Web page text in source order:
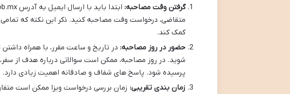
گرفتن وقت مصاحبه:
متقاضی، درخواست وقت مصاحبه کنید. ذکر این نکته که تمامی
کمک کند.
حضور در روز مصاحبه: در تاریخ و ساعت مقرر، با همراه
شوید. در روز مصاحبه، ممکن است سوالاتی درباره هدف از
پرسیده شود. پاسخ های شفاف و صادقانه اهمیت زیادی دارد.
زمان بندی تقریبی: زمان بررسی درخواست ویزا ممکن است